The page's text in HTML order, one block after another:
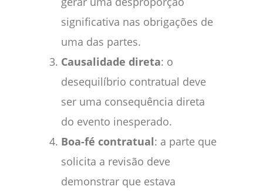
significativa nas obrigações de
uma das partes.
Causalidade direta: o
desequilíbrio contratual deve
ser uma consequência direta
do evento inesperado.
Boa-fé contratual: a parte que
solicita a revisão deve
demonstrar que estava